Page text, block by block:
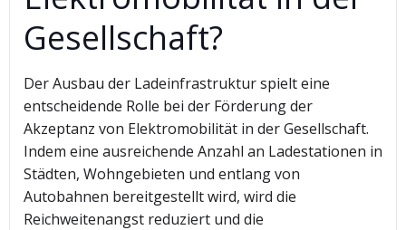
Gesellschaft?
Der Ausbau der Ladeinfrastruktur spielt eine
entscheidende Rolle bei der Förderung der
Akzeptanz von Elektromobilität in der Gesellschaft.
Indem eine ausreichende Anzahl an Ladestationen in
Städten, Wohngebieten und entlang von
Autobahnen bereitgestellt wird, wird die
Reichweitenangst reduziert und die